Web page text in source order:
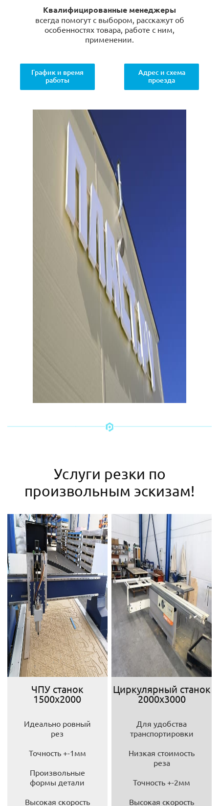
Квалифицированные менеджеры
всегда помогут с выбором, расскажут об
особенностях товара, работе с ним,
применении.
График и время
работы
Адрес и схема
проезда
Услуги резки по
произвольным эскизам!
ЧПУ станок
1500х2000
Идеально ровный
рез
Точность +-1мм
Произвольные
формы детали
Высокая скорость
Циркулярный станок
2000х3000
Для удобства
транспортировки
Низкая стоимость
реза
Точность +-2мм
Высокая скорость